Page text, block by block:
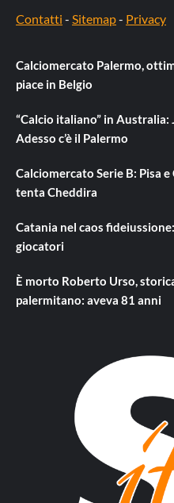
Contatti - Sitemap- Privacy
Calciomercato Palermo,
piace in Belgio
“Calcio italiano” in
Adesso c’è il Palermo
Calciomercato Serie B: Pisa
tenta Cheddira
Catania nel caos
giocatori
È morto Roberto Urso,
palermitano: aveva 81 anni